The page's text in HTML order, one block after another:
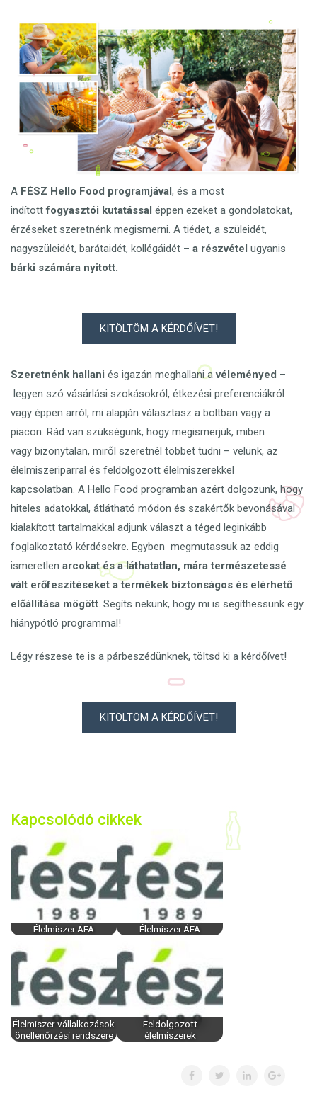
A FÉSZ Hello Food programjával, és a most
indítottfogyasztói kutatással éppen ezeket a gondolatokat,
érzéseket szeretnénk megismerni. A tiédet, a szüleidét,
nagyszüleidét, barátaidét, kollégáidét – a részvétel ugyanis
bárki számára nyitott.
KITÖLTÖM A KÉRDŐÍVET!
Szeretnénk hallani és igazán meghallani avéleményed –
legyen szó vásárlási szokásokról, étkezési preferenciákról
vagy éppen arról, mi alapján választasz a boltban vagy a
piacon. Rád van szükségünk, hogy megismerjük, miben
vagy bizonytalan, miről szeretnél többet tudni – velünk, az
élelmiszeriparral és feldolgozott élelmiszerekkel
kapcsolatban. A Hello Food programban azért dolgozunk, hogy
hiteles adatokkal, átlátható módon és szakértők bevonásával
kialakított tartalmakkal adjunk választ a téged leginkább
foglalkoztató kérdésekre. Egyben megmutassuk az eddig
ismeretlen arcokat és a láthatatlan, mára természetessé
vált erőfeszítéseket a termékek biztonságos és elérhető
előállítása mögött. Segíts nekünk, hogy mi is segíthessünk egy
hiánypótló programmal!
Légy részese te is a párbeszédünknek, töltsd ki a kérdőívet!
KITÖLTÖM A KÉRDŐÍVET!
Kapcsolódó cikkek
Élelmiszer ÁFA Élelmiszer ÁFA
Élelmiszer-vállalkozások
önellenőrzési rendszere
Feldolgozott
élelmiszerek